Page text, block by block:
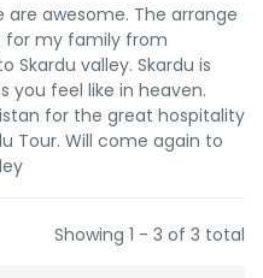
awesome. The arrange
for my family from
Skardu valley. Skardu is
you feel like in heaven.
for the great hospitality
Tour. Will come again to
Showing 1 - 3 of 3 total